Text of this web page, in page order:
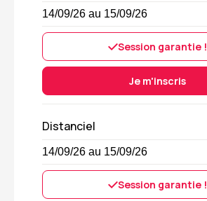
14/09/26 au 15/09/26
Session garantie !
Je m'inscris
Distanciel
14/09/26 au 15/09/26
Session garantie !